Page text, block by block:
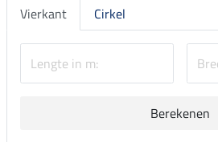
Vierkant Cirkel
Berekenen